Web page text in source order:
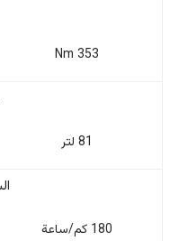
353 Nm
81 لتر
180 كم/ساعة